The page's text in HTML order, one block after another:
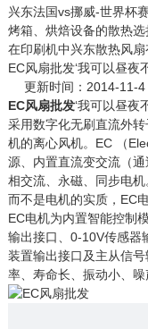
兴东法国vs挪威-世界杯
烤箱、烘焙设备的散热
在印刷机中兴东散热风扇
EC风扇批发‘我可以昼夜
更新时间：2014-11-
EC风扇批发‘我可以昼夜
采用数字化无刷直流外
机的离心风机。EC （
源、内置直流变交流（
相交流、永磁、同步电
而不是电机的实质，EC
EC电机为内置智能控制
输出接口、0-10V传感器
装置输出接口及主从信号
率、寿命长、振动小、噪